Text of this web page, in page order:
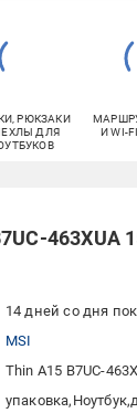
РЮКЗАКИ
ДЛЯ
И WI-
463XUA
14 дней со дня
MSI
Thin A15 B7UC-
упаковка Ноутбук